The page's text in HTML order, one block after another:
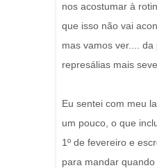
nos acostumar à
que isso não vai
mas vamos ver.... da
represálias mais
Eu sentei com meu
um pouco, o que
1º de fevereiro e
para mandar quando